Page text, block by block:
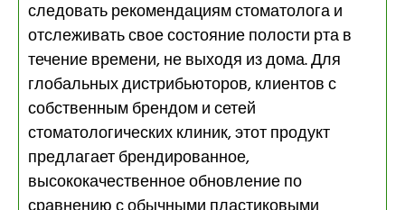
следовать рекомендациям стоматолога и
отслеживать свое состояние полости рта в
течение времени, не выходя из дома. Для
глобальных дистрибьюторов, клиентов с
собственным брендом и сетей
стоматологических клиник, этот продукт
предлагает брендированное,
высококачественное обновление по